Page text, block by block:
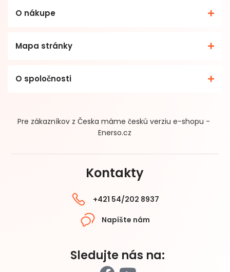
O nákupe
Mapa stránky
O spoločnosti
Pre zákazníkov z Česka máme českú verziu e-shopu -
Enerso.cz
Kontakty
+421 54/202 8937
Napíšte nám
Sledujte nás na: